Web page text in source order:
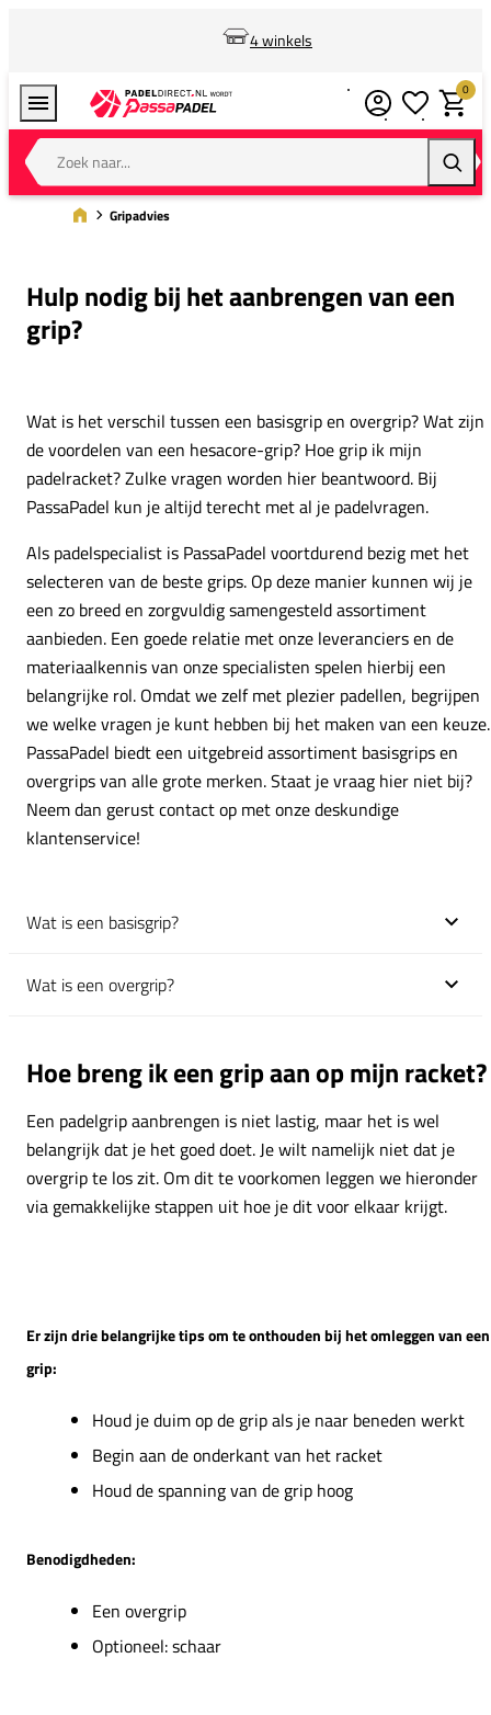
4 winkels
Zoek naar...
0
Gripadvies
Hulp nodig bij het aanbrengen van een
grip?
Wat is het verschil tussen een basisgrip en overgrip? Wat zijn
de voordelen van een hesacore-grip? Hoe grip ik mijn
padelracket? Zulke vragen worden hier beantwoord. Bij
PassaPadel kun je altijd terecht met al je padelvragen.
Als padelspecialist is PassaPadel voortdurend bezig met het
selecteren van de beste grips. Op deze manier kunnen wij je
een zo breed en zorgvuldig samengesteld assortiment
aanbieden. Een goede relatie met onze leveranciers en de
materiaalkennis van onze specialisten spelen hierbij een
belangrijke rol. Omdat we zelf met plezier padellen, begrijpen
we welke vragen je kunt hebben bij het maken van een keuze.
PassaPadel biedt een uitgebreid assortiment basisgrips en
overgrips van alle grote merken. Staat je vraag hier niet bij?
Neem dan gerust contact op met onze deskundige
klantenservice!
Wat is een basisgrip?
Klik om uit te klappen
Wat is een overgrip?
Klik om uit te klappen
Hoe breng ik een grip aan op mijn racket?
Een padelgrip aanbrengen is niet lastig, maar het is wel
belangrijk dat je het goed doet. Je wilt namelijk niet dat je
overgrip te los zit. Om dit te voorkomen leggen we hieronder
via gemakkelijke stappen uit hoe je dit voor elkaar krijgt.
Er zijn drie belangrijke tips om te onthouden bij het omleggen van een
grip:
Houd je duim op de grip als je naar beneden werkt
Begin aan de onderkant van het racket
Houd de spanning van de grip hoog
Benodigdheden:
Een overgrip
Optioneel: schaar